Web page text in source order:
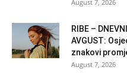
August 7, 2026
RIBE –
AVGUST:
znakovi
August 7, 2026